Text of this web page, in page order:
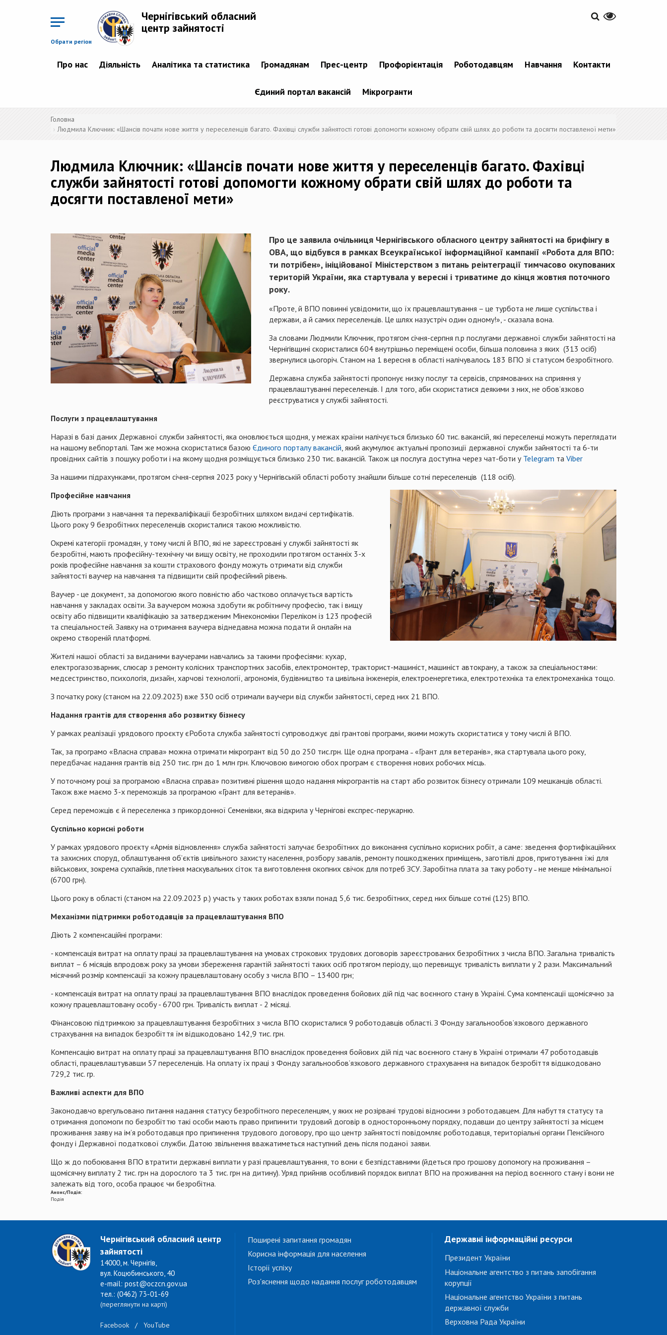
Обрати регіон
Чернігівський обласний
центр зайнятості
Про нас Діяльність Аналітика та статистика Громадянам Прес-центр Профорієнтація Роботодавцям Навчання Контакти
Єдиний портал вакансій Мікрогранти
Головна
Людмила Ключник: «Шансів почати нове життя у переселенців багато. Фахівці служби зайнятості готові допомогти кожному обрати свій шлях до роботи та досягти поставленої мети»
Людмила Ключник: «Шансів почати нове життя у переселенців багато. Фахівці
служби зайнятості готові допомогти кожному обрати свій шлях до роботи та
досягти поставленої мети»
Про це заявила очільниця Чернігівського обласного центру зайнятості на брифінгу в
ОВА, що відбувся в рамках Всеукраїнської інформаційної кампанії «Робота для ВПО:
ти потрібен», ініційованої Міністерством з питань реінтеграції тимчасово окупованих
територій України, яка стартувала у вересні і триватиме до кінця жовтня поточного
року.
«Проте, й ВПО повинні усвідомити, що їх працевлаштування – це турбота не лише суспільства і
держави, а й самих переселенців. Це шлях назустріч один одному!», - сказала вона.
За словами Людмили Ключник, протягом січня-серпня п.р послугами державної служби зайнятості на
Чернігівщині скористалися 604 внутрішньо переміщені особи, більша половина з яких (313 осіб)
звернулися цьогоріч. Станом на 1 вересня в області налічувалось 183 ВПО зі статусом безробітного.
Державна служба зайнятості пропонує низку послуг та сервісів, спрямованих на сприяння у
працевлаштуванні переселенців. І для того, аби скористатися деякими з них, не обов’язково
реєструватися у службі зайнятості.
Послуги з працевлаштування
Наразі в базі даних Державної служби зайнятості, яка оновлюється щодня, у межах країни налічується близько 60 тис. вакансій, які переселенці можуть переглядати
на нашому вебпорталі. Там же можна скористатися базою Єдиного порталу вакансій , який акумулює актуальні пропозиції державної служби зайнятості та 6-ти
провідних сайтів з пошуку роботи і на якому щодня розміщується близько 230 тис. вакансій. Також ця послуга доступна через чат-боти у Telegram та Viber
За нашими підрахунками, протягом січня-серпня 2023 року у Чернігівській області роботу знайшли більше сотні переселенців (118 осіб).
Професійне навчання
Діють програми з навчання та перекваліфікації безробітних шляхом видачі сертифікатів.
Цього року 9 безробітних переселенців скористалися такою можливістю.
Окремі категорії громадян, у тому числі й ВПО, які не зареєстровані у службі зайнятості як
безробітні, мають професійну-технічну чи вищу освіту, не проходили протягом останніх 3-х
років професійне навчання за кошти страхового фонду можуть отримати від служби
зайнятості ваучер на навчання та підвищити свій професійний рівень.
Ваучер - це документ, за допомогою якого повністю або частково оплачується вартість
навчання у закладах освіти. За ваучером можна здобути як робітничу професію, так і вищу
освіту або підвищити кваліфікацію за затвердженим Мінекономіки Переліком із 123 професій
та спеціальностей. Заявку на отримання ваучера віднедавна можна подати й онлайн на
окремо створеній платформі.
Жителі нашої області за виданими ваучерами навчались за такими професіями: кухар,
електрогазозварник, слюсар з ремонту колісних транспортних засобів, електромонтер, тракторист-машиніст, машиніст автокрану, а також за спеціальностями:
медсестринство, психологія, дизайн, харчові технології, агрономія, будівництво та цивільна інженерія, електроенергетика, електротехніка та електромеханіка тощо.
З початку року (станом на 22.09.2023) вже 330 осіб отримали ваучери від служби зайнятості, серед них 21 ВПО.
Надання грантів для створення або розвитку бізнесу
У рамках реалізації урядового проєкту єРобота служба зайнятості супроводжує дві грантові програми, якими можуть скористатися у тому числі й ВПО.
Так, за програмо «Власна справа» можна отримати мікрогрант від 50 до 250 тис.грн. Ще одна програма ˗ «Грант для ветеранів», яка стартувала цього року,
передбачає надання грантів від 250 тис. грн до 1 млн грн. Ключовою вимогою обох програм є створення нових робочих місць.
У поточному році за програмою «Власна справа» позитивні рішення щодо надання мікрогрантів на старт або розвиток бізнесу отримали 109 мешканців області.
Також вже маємо 3-х переможців за програмою «Грант для ветеранів».
Серед переможців є й переселенка з прикордонної Семенівки, яка відкрила у Чернігові експрес-перукарню.
Суспільно корисні роботи
У рамках урядового проєкту «Армія відновлення» служба зайнятості залучає безробітних до виконання суспільно корисних робіт, а саме: зведення фортифікаційних
та захисних споруд, облаштування об’єктів цивільного захисту населення, розбору завалів, ремонту пошкоджених приміщень, заготівлі дров, приготування їжі для
військових, зокрема сухпайків, плетіння маскувальних сіток та виготовлення окопних свічок для потреб ЗСУ. Заробітна плата за таку роботу ˗ не менше мінімальної
(6700 грн).
Цього року в області (станом на 22.09.2023 р.) участь у таких роботах взяли понад 5,6 тис. безробітних, серед них більше сотні (125) ВПО.
Механізми підтримки роботодавців за працевлаштування ВПО
Діють 2 компенсаційні програми:
- компенсація витрат на оплату праці за працевлаштування на умовах строкових трудових договорів зареєстрованих безробітних з числа ВПО. Загальна тривалість
виплат – 6 місяців впродовж року за умови збереження гарантій зайнятості таких осіб протягом періоду, що перевищує тривалість виплати у 2 рази. Максимальний
місячний розмір компенсації за кожну працевлаштовану особу з числа ВПО – 13400 грн;
- компенсація витрат на оплату праці за працевлаштування ВПО внаслідок проведення бойових дій під час воєнного стану в Україні. Сума компенсації щомісячно за
кожну працевлаштовану особу - 6700 грн. Тривалість виплат - 2 місяці.
Фінансовою підтримкою за працевлаштування безробітних з числа ВПО скористалися 9 роботодавців області. З Фонду загальнообов’язкового державного
страхування на випадок безробіття їм відшкодовано 142,9 тис. грн.
Компенсацію витрат на оплату праці за працевлаштування ВПО внаслідок проведення бойових дій під час воєнного стану в Україні отримали 47 роботодавців
області, працевлаштувавши 57 переселенців. На оплату їх праці з Фонду загальнообов’язкового державного страхування на випадок безробіття відшкодовано
729,2 тис. гр.
Важливі аспекти для ВПО
Законодавчо врегульовано питання надання статусу безробітного переселенцям, у яких не розірвані трудові відносини з роботодавцем. Для набуття статусу та
отримання допомоги по безробіттю такі особи мають право припинити трудовий договір в односторонньому порядку, подавши до центру зайнятості за місцем
проживання заяву на ім’я роботодавця про припинення трудового договору, про що центр зайнятості повідомляє роботодавця, територіальні органи Пенсійного
фонду і Державної податкової служби. Датою звільнення вважатиметься наступний день після поданої заяви.
Що ж до побоювання ВПО втратити державні виплати у разі працевлаштування, то вони є безпідставними (йдеться про грошову допомогу на проживання –
щомісячну виплату 2 тис. грн на дорослого та 3 тис. грн на дитину). Уряд прийняв особливий порядок виплат ВПО на проживання на період воєнного стану і вони не
залежать від того, особа працює чи безробітна.
Анонс/Подія:
Подія
Чернігівський обласний центр
зайнятості
14000, м. Чернігів,
вул. Коцюбинського, 40
e-mail: post@oczcn.gov.ua
тел.: (0462) 73-01-69
(переглянути на карті)
Facebook / YouTube
Поширені запитання громадян
Корисна інформація для населення
Історії успіху
Роз'яснення щодо надання послуг роботодавцям
Державні інформаційні ресурси
Президент України
Національне агентство з питань запобігання
корупції
Національне агентство України з питань
державної служби
Верховна Рада України